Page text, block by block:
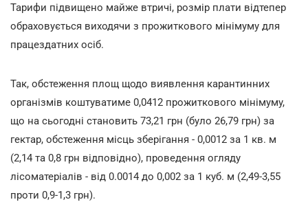
Тарифи підвищено майже втричі, розмір плати відтепер
обраховується виходячи з прожиткового мінімуму для
працездатних осіб.
Так, обстеження площ щодо виявлення карантинних
організмів коштуватиме 0,0412 прожиткового мінімуму,
що на сьогодні становить 73,21 грн (було 26,79 грн) за
гектар, обстеження місць зберігання - 0,0012 за 1 кв. м
(2,14 та 0,8 грн відповідно), проведення огляду
лісоматеріалів - від 0.0014 до 0,002 за 1 куб. м (2,49-3,55
проти 0,9-1,3 грн).